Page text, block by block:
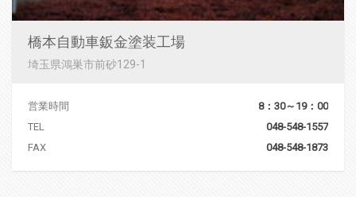
橋本自動車鈑金塗装工場
埼玉県鴻巣市前砂129-1
営業時間
8：30～19：00
TEL
048-548-1557
FAX
048-548-1873